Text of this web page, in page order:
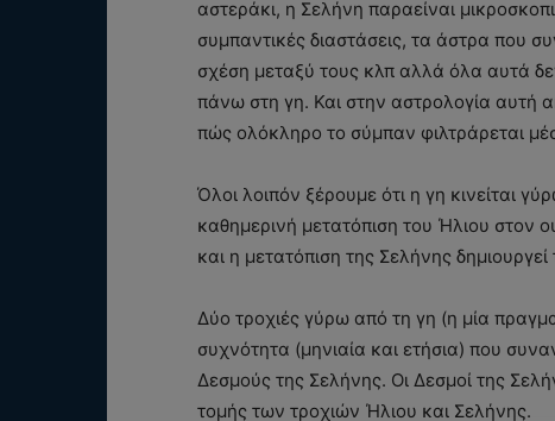
αστεράκι, η Σελήνη παραείναι
συμπαντικές διαστάσεις, τα άστρα που
σχέση μεταξύ τους κλπ αλλά όλα αυτά
πάνω στη γη. Και στην αστρολογία αυτή
πώς ολόκληρο το σύμπαν φιλτράρεται
Όλοι λοιπόν ξέρουμε ότι η γη κινείται
καθημερινή μετατόπιση του Ήλιου στον
και η μετατόπιση της Σελήνης
Δύο τροχιές γύρω από τη γη (η μία
συχνότητα (μηνιαία και ετήσια) που
Δεσμούς της Σελήνης. Οι Δεσμοί της
τομής των τροχιών Ήλιου και Σελήνης.